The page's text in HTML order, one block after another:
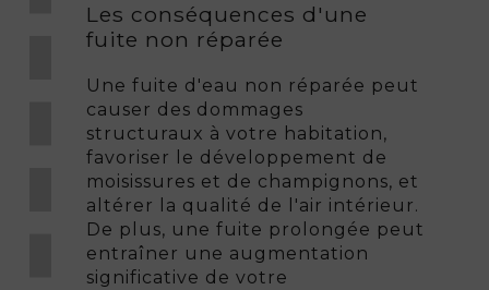
Les conséquences d'une
fuite non réparée
Une fuite d'eau non réparée peut
causer des dommages
structuraux à votre habitation,
favoriser le développement de
moisissures et de champignons, et
altérer la qualité de l'air intérieur.
De plus, une fuite prolongée peut
entraîner une augmentation
significative de votre